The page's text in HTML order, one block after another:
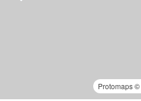
Protomaps©